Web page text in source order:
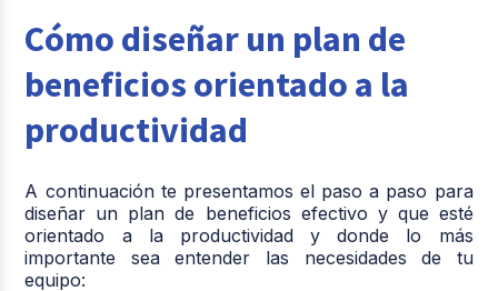
Cómo diseñar un plan de
beneficios orientado a la
productividad
A continuación te presentamos el paso a paso para
diseñar un plan de beneficios efectivo y que esté
orientado a la productividad y donde lo más
importante sea entender las necesidades de tu
equipo: